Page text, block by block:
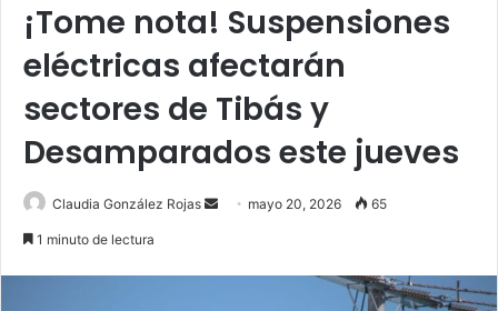
¡Tome nota! Suspensiones
eléctricas afectarán
sectores de Tibás y
Desamparados este jueves
Claudia González Rojas
Send mayo 20, 2026 65
1 minuto de lectura